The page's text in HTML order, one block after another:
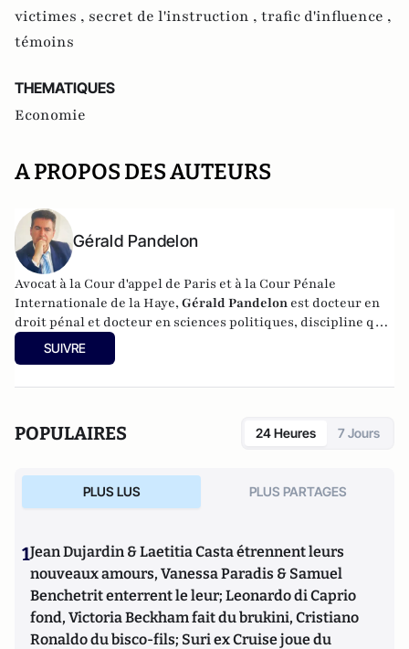
victimes , secret de l'instruction , trafic d'influence ,
témoins
THEMATIQUES
Economie
A PROPOS DES AUTEURS
Gérald Pandelon
Avocat à la Cour d'appel de Paris et à la Cour Pénale
Internationale de la Haye, Gérald Pandelon est docteur en
droit pénal et docteur en sciences politiques, discipline qu'il
a enseignée pendant 15 ans. Gérald Pandelon est Président
de l'Association française des professionnels de la justice et
pénale; publié aux éditions Valensin (2015),La face cachée
métier d'avocat en France(PUF, 2017) et
(Max Milo, 2020).
SUIVRE
POPULAIRES 24 Heures 7 Jours
PLUS LUS PLUS PARTAGES
1Jean Dujardin & Laetitia Casta étrennent leurs
nouveaux amours, Vanessa Paradis & Samuel
Benchetrit enterrent le leur; Leonardo di Caprio
fond, Victoria Beckham fait du brukini, Cristiano
Ronaldo du bisco-fils; Suri ex Cruise joue du